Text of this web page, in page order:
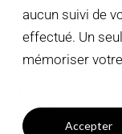
aucun suivi de
effectué. Un
mémoriser
Accepter
Auteur
Sonja Civit
ZBrush,